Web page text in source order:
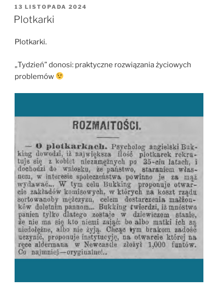
i
OPUBLIKOWANE
W
13 LISTOPADA 2024
Plotkarki
Plotkarki.
„Tydzień” donosi: praktyczne rozwiązania życiowych
problemów